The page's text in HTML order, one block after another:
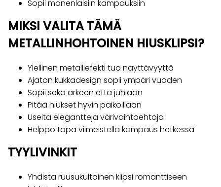
Sopii monenlaisiin kampauksiin
MIKSI VALITA TÄMÄ
METALLINHOHTOINEN HIUSKLIPSI?
Ylellinen metalliefekti tuo näyttävyyttä
Ajaton kukkadesign sopii ympäri vuoden
Sopii sekä arkeen että juhlaan
Pitää hiukset hyvin paikoillaan
Useita elegantteja värivaihtoehtoja
Helppo tapa viimeistellä kampaus hetkessä
TYYLIVINKIT
Yhdistä ruusukultainen klipsi romanttiseen